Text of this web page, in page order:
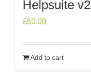
Helpsuite v2
£60.00
Add to cart